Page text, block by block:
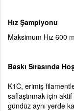
Hız Şampiyonu
Maksimum Hız 600
Baskı Sırasında
K1C, erimiş
saflaştırmak için
gündüz aynı yerde